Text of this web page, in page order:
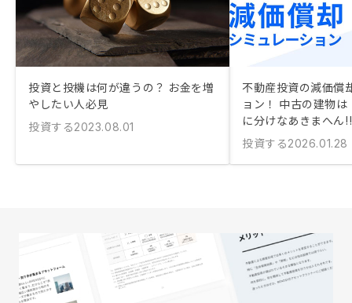
投資と投機は何が違うの？ お金を増
やしたい人必見
投資する2023.08.01
不動産投資の減価償
ョン！ 中古の建物
に分けなあきまへん!!
投資する2026.01.28